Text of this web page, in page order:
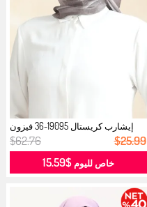
إيشارب كريستال 19095-36 فيزون
فاتح...
$62.76 $25.99
خاص لليوم $15.59